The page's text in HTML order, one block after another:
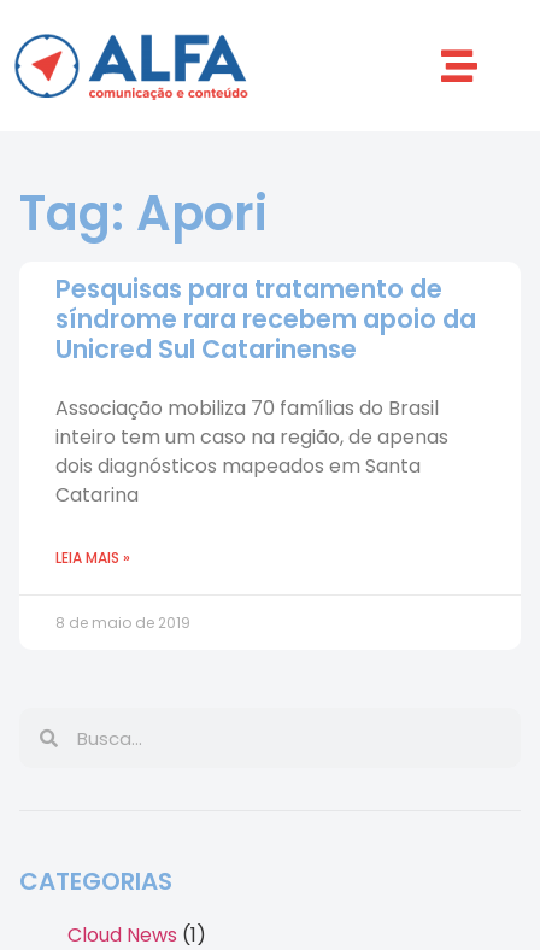
Tag: Apori
Pesquisas para tratamento de
síndrome rara recebem apoio da
Unicred Sul Catarinense
Associação mobiliza 70 famílias do Brasil
inteiro tem um caso na região, de apenas
dois diagnósticos mapeados em Santa
Catarina
LEIA MAIS »
8 de maio de 2019
CATEGORIAS
Cloud News (1)